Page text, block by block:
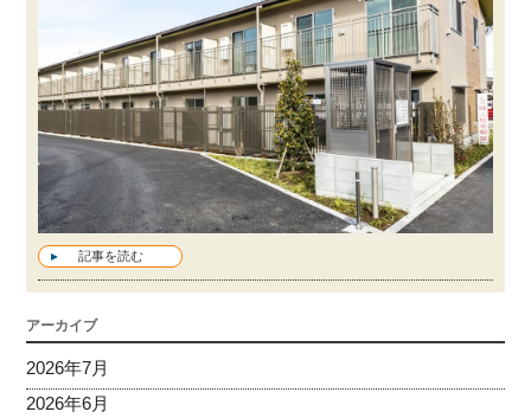
記事を読む
アーカイブ
2026年7月
2026年6月